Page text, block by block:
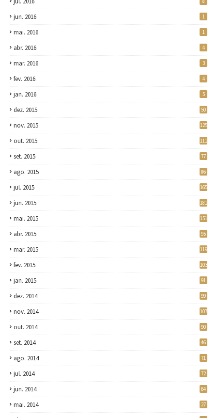
jun. 2016 1
mai. 2016 1
abr. 2016 4
mar. 2016 3
fev. 2016 4
jan. 2016 5
dez. 2015 50
nov. 2015 125
out. 2015 111
set. 2015 77
ago. 2015 86
jul. 2015 165
jun. 2015 181
mai. 2015 151
abr. 2015 95
mar. 2015 119
fev. 2015 103
jan. 2015 91
dez. 2014 99
nov. 2014 107
out. 2014 90
set. 2014 46
ago. 2014 71
jul. 2014 72
jun. 2014 64
mai. 2014 27